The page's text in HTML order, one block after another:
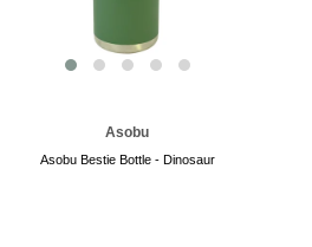
Asobu
Asobu Bestie Bottle - Dinosaur